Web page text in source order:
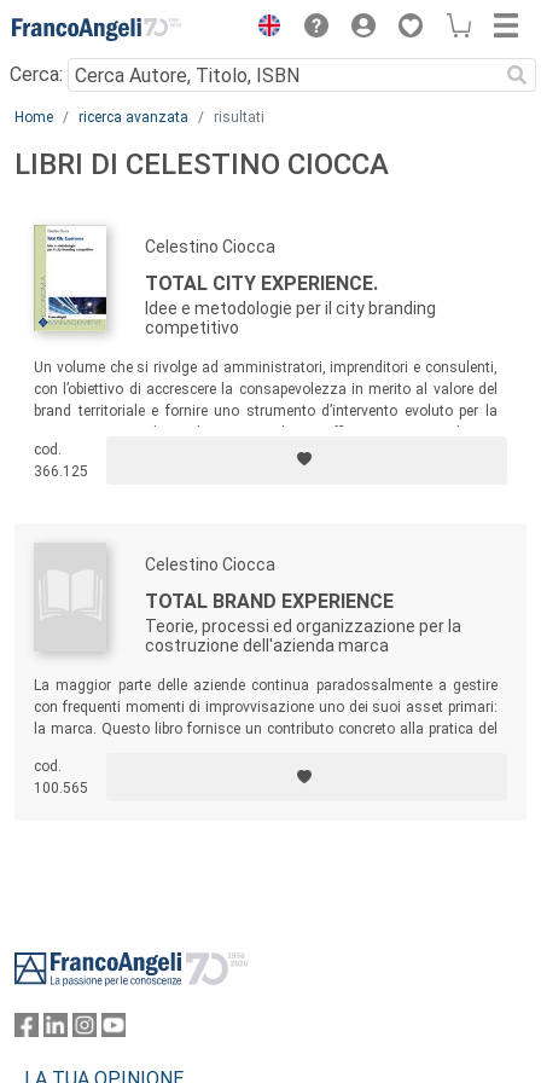
Menu
Cerca:
Main content
Home ricerca avanzata risultati
LIBRI DI CELESTINO CIOCCA
Celestino Ciocca
TOTAL CITY EXPERIENCE.
Idee e metodologie per il city branding
competitivo
Un volume che si rivolge ad amministratori, imprenditori e consulenti,
con l’obiettivo di accrescere la consapevolezza in merito al valore del
brand territoriale e fornire uno strumento d’intervento evoluto per la
branding.
cod.
366.125
Celestino Ciocca
TOTAL BRAND EXPERIENCE
Teorie, processi ed organizzazione per la
costruzione dell'azienda marca
La maggior parte delle aziende continua paradossalmente a gestire
con frequenti momenti di improvvisazione uno dei suoi asset primari:
la marca. Questo libro fornisce un contributo concreto alla pratica del
cod.
100.565
LA TUA OPINIONE